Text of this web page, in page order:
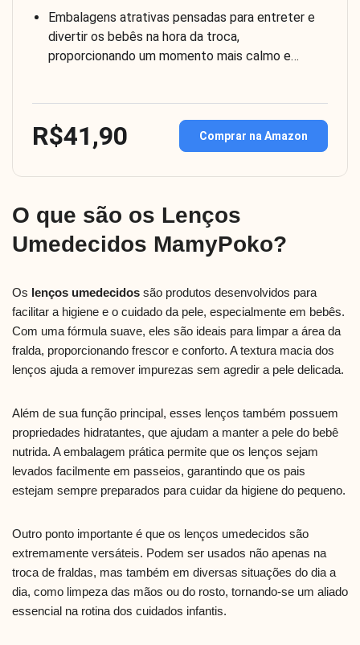
Embalagens atrativas pensadas para entreter e
divertir os bebês na hora da troca,
proporcionando um momento mais calmo e…
R$41,90 Comprar na Amazon
O que são os Lenços
Umedecidos MamyPoko?
Os lenços umedecidos são produtos desenvolvidos para
facilitar a higiene e o cuidado da pele, especialmente em bebês.
Com uma fórmula suave, eles são ideais para limpar a área da
fralda, proporcionando frescor e conforto. A textura macia dos
lenços ajuda a remover impurezas sem agredir a pele delicada.
Além de sua função principal, esses lenços também possuem
propriedades hidratantes, que ajudam a manter a pele do bebê
nutrida. A embalagem prática permite que os lenços sejam
levados facilmente em passeios, garantindo que os pais
estejam sempre preparados para cuidar da higiene do pequeno.
Outro ponto importante é que os lenços umedecidos são
extremamente versáteis. Podem ser usados não apenas na
troca de fraldas, mas também em diversas situações do dia a
dia, como limpeza das mãos ou do rosto, tornando-se um aliado
essencial na rotina dos cuidados infantis.